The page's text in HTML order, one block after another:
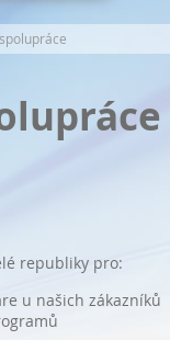
republiky pro:
u našich zákazníků